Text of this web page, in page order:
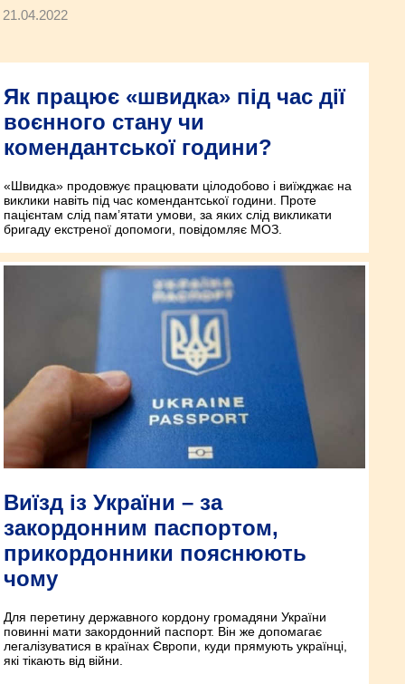
21.04.2022
Як працює «швидка» під час дії
воєнного стану чи
комендантської години?
«Швидка» продовжує працювати цілодобово і виїжджає на
виклики навіть під час комендантської години. Проте
пацієнтам слід пам’ятати умови, за яких слід викликати
бригаду екстреної допомоги, повідомляє МОЗ.
Виїзд із України – за
закордонним паспортом,
прикордонники пояснюють
чому
Для перетину державного кордону громадяни України
повинні мати закордонний паспорт. Він же допомагає
легалізуватися в країнах Європи, куди прямують українці,
які тікають від війни.